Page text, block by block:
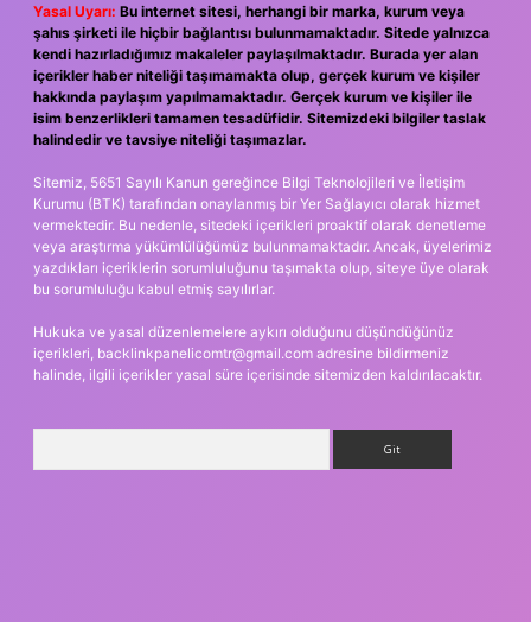
Yasal Uyarı: Bu internet sitesi, herhangi bir marka, kurum veya
şahıs şirketi ile hiçbir bağlantısı bulunmamaktadır. Sitede yalnızca
kendi hazırladığımız makaleler paylaşılmaktadır. Burada yer alan
içerikler haber niteliği taşımamakta olup, gerçek kurum ve kişiler
hakkında paylaşım yapılmamaktadır. Gerçek kurum ve kişiler ile
isim benzerlikleri tamamen tesadüfidir. Sitemizdeki bilgiler taslak
halindedir ve tavsiye niteliği taşımazlar.
Sitemiz, 5651 Sayılı Kanun gereğince Bilgi Teknolojileri ve İletişim
Kurumu (BTK) tarafından onaylanmış bir Yer Sağlayıcı olarak hizmet
vermektedir. Bu nedenle, sitedeki içerikleri proaktif olarak denetleme
veya araştırma yükümlülüğümüz bulunmamaktadır. Ancak, üyelerimiz
yazdıkları içeriklerin sorumluluğunu taşımakta olup, siteye üye olarak
bu sorumluluğu kabul etmiş sayılırlar.
Hukuka ve yasal düzenlemelere aykırı olduğunu düşündüğünüz
içerikleri, backlinkpanelicomtr@gmail.com adresine bildirmeniz
halinde, ilgili içerikler yasal süre içerisinde sitemizden kaldırılacaktır.